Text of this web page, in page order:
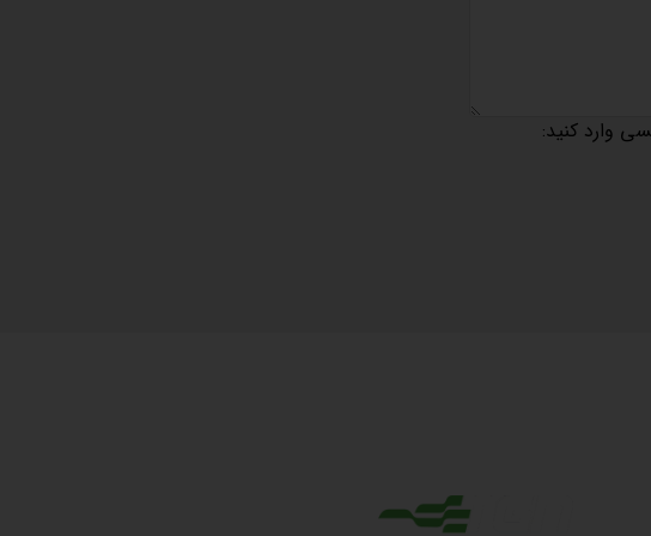
وارد کنید: